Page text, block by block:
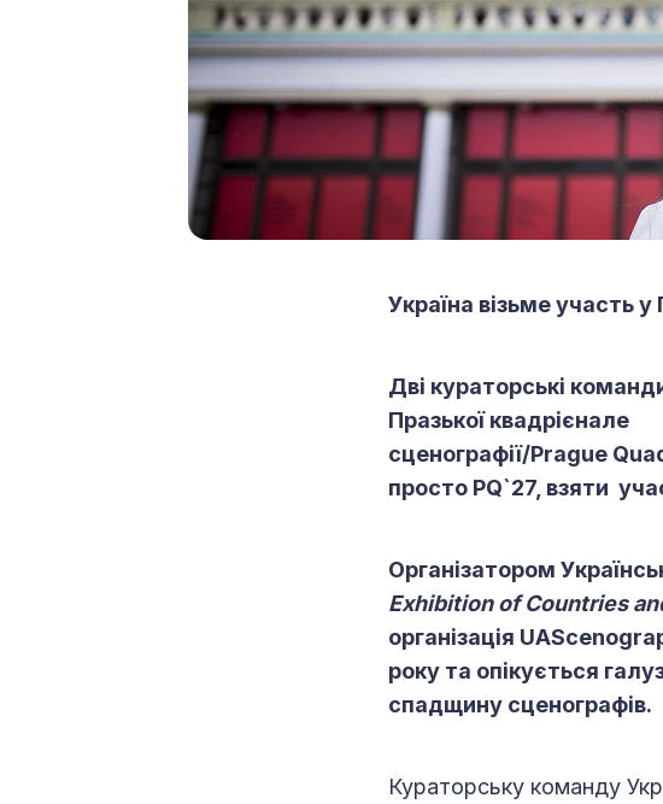
Україна візьме участь
Дві кураторські
Празької квадрієнале
сценографії/Prague
просто PQ`27, взяти
Організатором
Exhibition of Countries
організація
року та опікується
спадщину сценографів.
Кураторську команду